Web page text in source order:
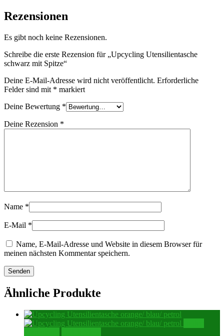
Rezensionen
Es gibt noch keine Rezensionen.
Schreibe die erste Rezension für „Upcycling Utensilientasche
schwarz mit Spitze“
Deine E-Mail-Adresse wird nicht veröffentlicht. Erforderliche
Felder sind mit * markiert
Deine Bewertung *
Deine Rezension *
Name *
E-Mail *
Name, E-Mail-Adresse und Website in diesem Browser für
meinen nächsten Kommentar speichern.
Ähnliche Produkte